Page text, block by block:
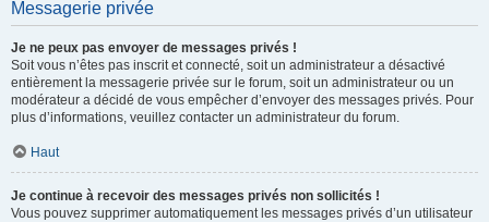
Messagerie privée
Je ne peux pas envoyer de messages privés !
Soit vous n’êtes pas inscrit et connecté, soit un administrateur a désactivé
entièrement la messagerie privée sur le forum, soit un administrateur ou un
modérateur a décidé de vous empêcher d’envoyer des messages privés. Pour
plus d’informations, veuillez contacter un administrateur du forum.
Haut
Je continue à recevoir des messages privés non sollicités !
Vous pouvez supprimer automatiquement les messages privés d’un utilisateur